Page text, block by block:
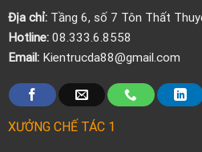
Địa chỉ: Tầng 6, số 7 Tôn Thất
Hotline:08.333.6.8558
Email: Kientrucda88@gmail.com
XƯỞNG CHẾ TÁC 1